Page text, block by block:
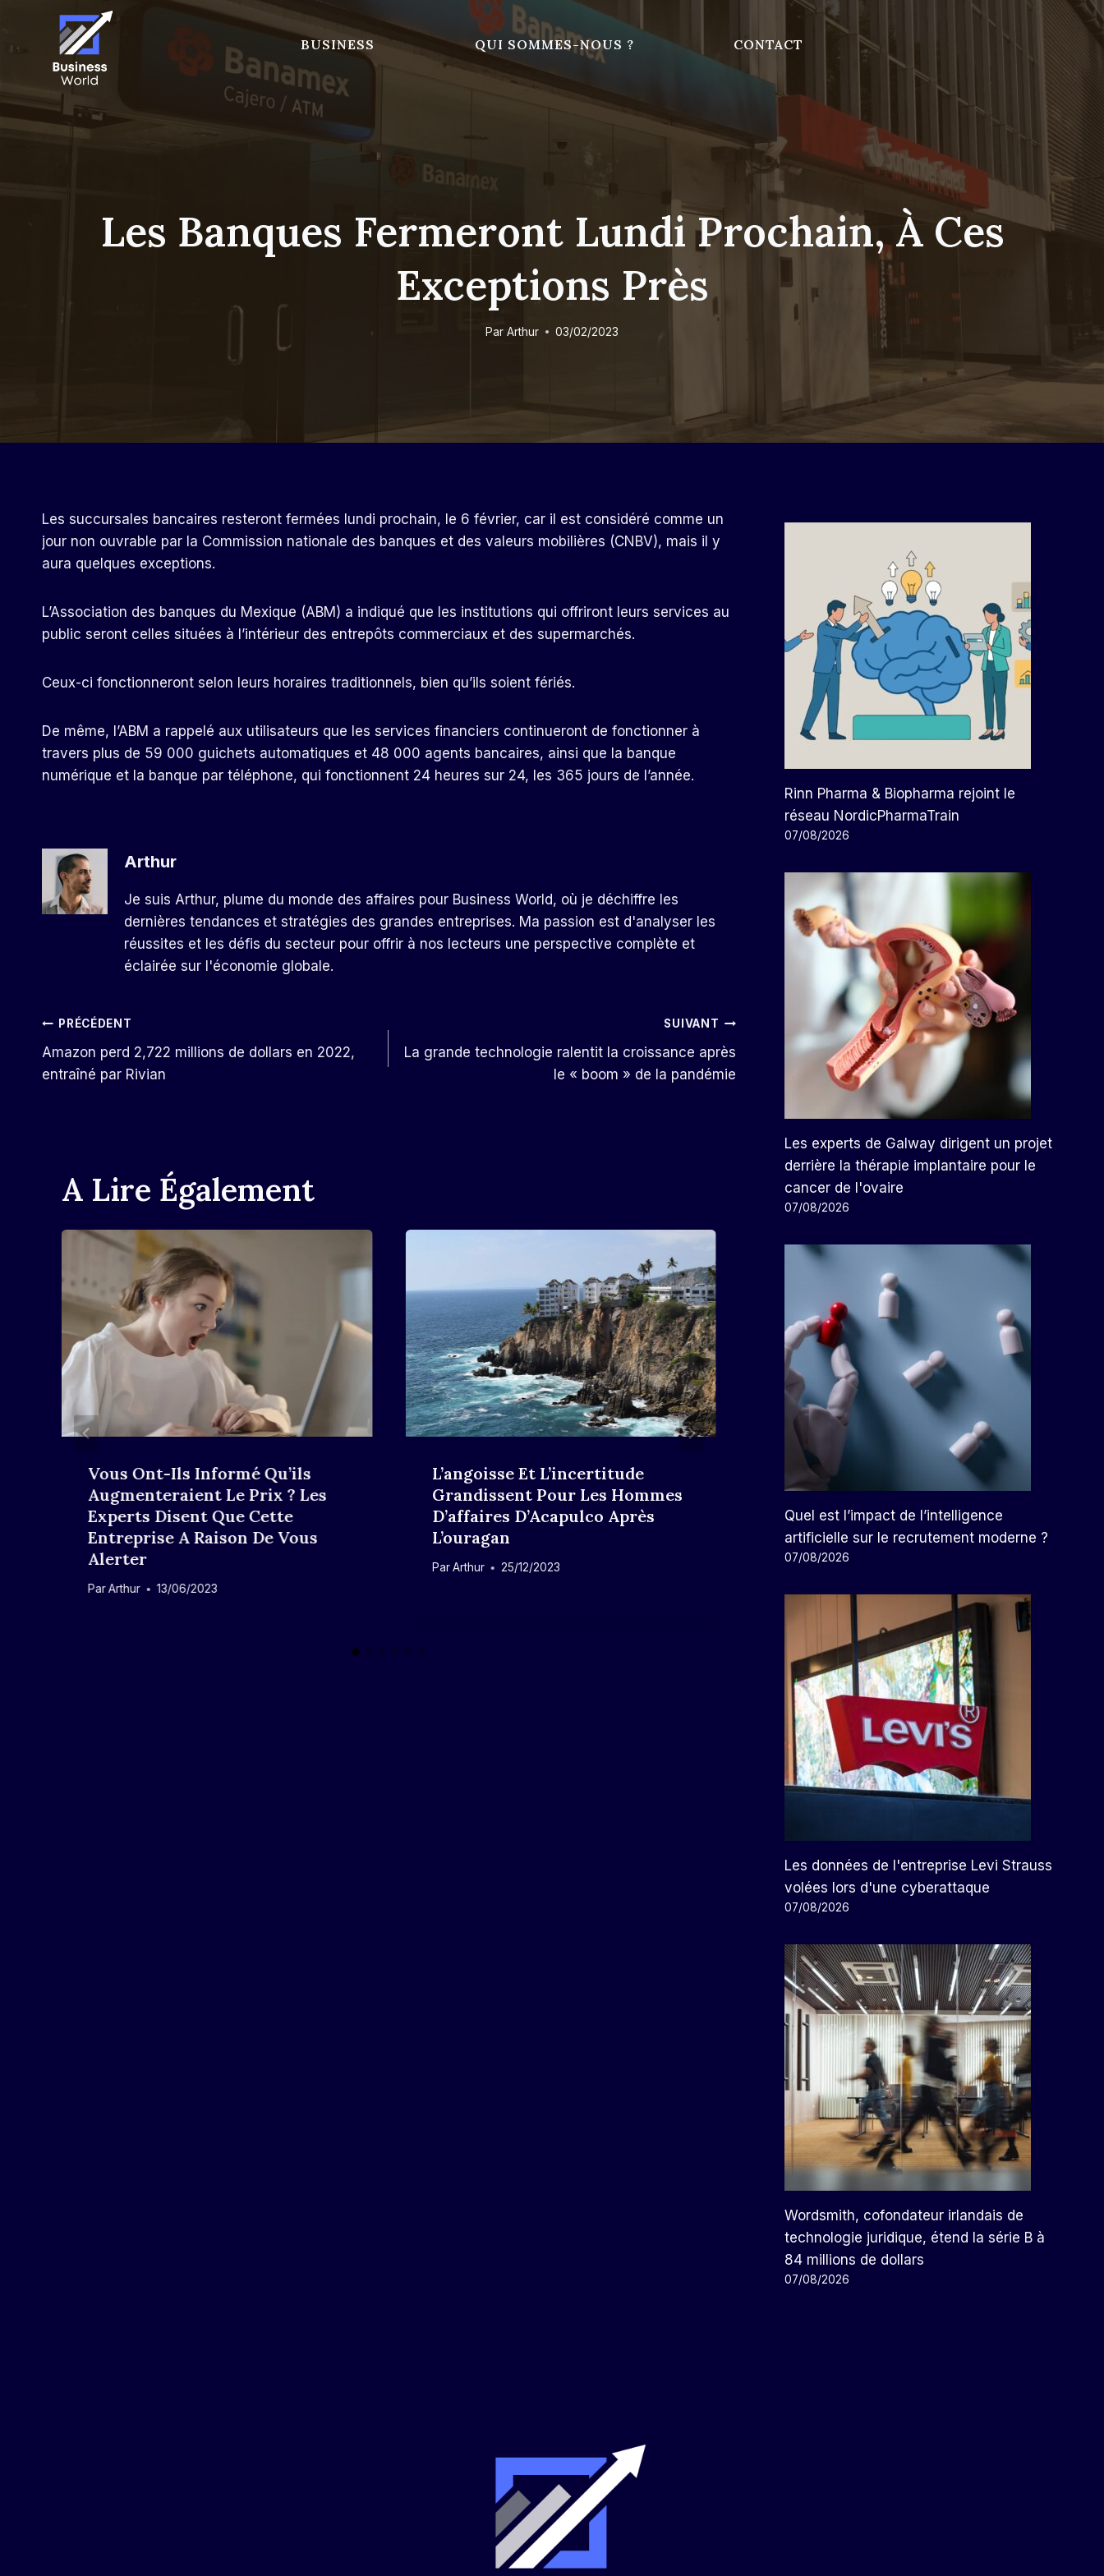
content
BUSINESS QUI SOMMES-NOUS ? CONTACT
Les Banques Fermeront Lundi Prochain, À Ces
Exceptions Près
Par Arthur 03/02/2023
Les succursales bancaires resteront fermées lundi prochain, le 6 février, car il est considéré comme un
jour non ouvrable par la Commission nationale des banques et des valeurs mobilières (CNBV), mais il y
aura quelques exceptions.
L’Association des banques du Mexique (ABM) a indiqué que les institutions qui offriront leurs services au
public seront celles situées à l’intérieur des entrepôts commerciaux et des supermarchés.
Ceux-ci fonctionneront selon leurs horaires traditionnels, bien qu’ils soient fériés.
De même, l’ABM a rappelé aux utilisateurs que les services financiers continueront de fonctionner à
travers plus de 59 000 guichets automatiques et 48 000 agents bancaires, ainsi que la banque
numérique et la banque par téléphone, qui fonctionnent 24 heures sur 24, les 365 jours de l’année.
Arthur
Je suis Arthur, plume du monde des affaires pour Business World, où je déchiffre les
dernières tendances et stratégies des grandes entreprises. Ma passion est d'analyser les
réussites et les défis du secteur pour offrir à nos lecteurs une perspective complète et
éclairée sur l'économie globale.
Navigation
De
PRÉCÉDENT
Amazon perd 2,722 millions de dollars en 2022,
entraîné par Rivian
SUIVANT
La grande technologie ralentit la croissance après
le « boom » de la pandémie
A Lire Également
Vous Ont-Ils Informé Qu’ils
Augmenteraient Le Prix ? Les
Experts Disent Que Cette
Entreprise A Raison De Vous
Alerter
ParArthur 13/06/2023
L’angoisse Et L’incertitude
Grandissent Pour Les Hommes
D’affaires D’Acapulco Après
L’ouragan
Par Arthur 25/12/2023
Les Droits De Douane Ont Fait
Disparaître Le Secteur De
L'exportation De Matelas Au
Mexique
Arthur
Rinn Pharma & Biopharma rejoint le
réseau NordicPharmaTrain
07/08/2026
Les experts de Galway dirigent un projet
derrière la thérapie implantaire pour le
cancer de l'ovaire
07/08/2026
Quel est l’impact de l’intelligence
artificielle sur le recrutement moderne ?
07/08/2026
Les données de l'entreprise Levi Strauss
volées lors d'une cyberattaque
07/08/2026
Wordsmith, cofondateur irlandais de
technologie juridique, étend la série B à
84 millions de dollars
07/08/2026